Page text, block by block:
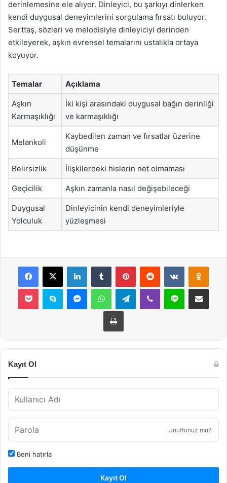
derinlemesine ele alıyor. Dinleyici, bu şarkıyı dinlerken
kendi duygusal deneyimlerini sorgulama fırsatı buluyor.
Serttaş, sözleri ve melodisiyle dinleyiciyi derinden
etkileyerek, aşkın evrensel temalarını ustalıkla ortaya
koyuyor.
Temalar Açıklama
Aşkın
Karmaşıklığı
İki kişi arasındaki duygusal bağın derinliği
ve karmaşıklığı
Melankoli
Kaybedilen zaman ve fırsatlar üzerine
düşünme
Belirsizlik İlişkilerdeki hislerin net olmaması
Geçicilik Aşkın zamanla nasıl değişebileceği
Duygusal
Yolculuk
Dinleyicinin kendi deneyimleriyle
yüzleşmesi
Facebook
X LinkedInTumblr PinterestReddit VKontakte
Pocket Skype MessengerWhatsAppTelegramViber Line E-Posta ile
Yazdır
Kayıt Ol
Unuttunuz mu?
Beni hatırla
Kayıt Ol